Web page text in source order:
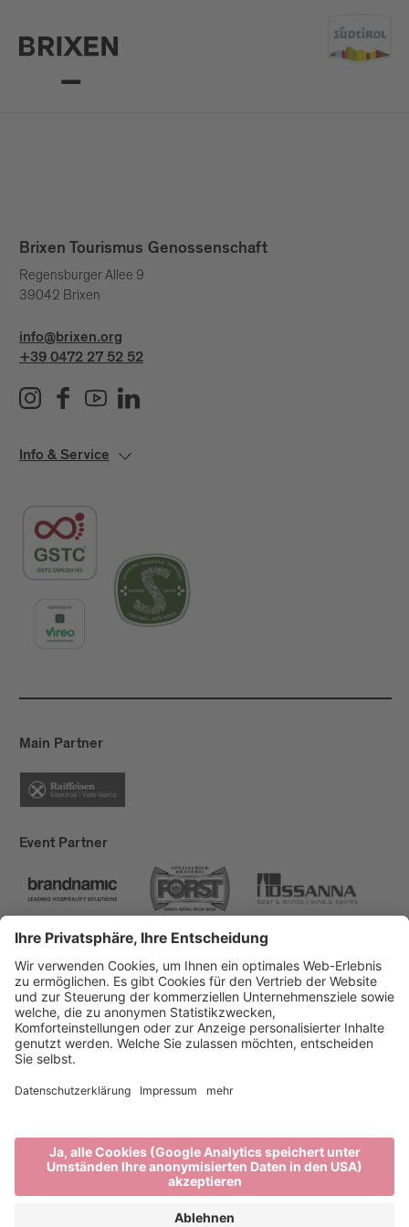
Brixen Tourismus Genossenschaft
Regensburger Allee 9
39042 Brixen
info@brixen.org
+39 0472 27 52 52
Info & Service
Main Partner
Event Partner
Brixen Tourismus
Privacy
Impressum
Förderungen
produced by